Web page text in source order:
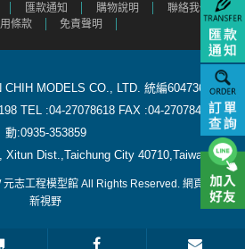
匯款通知 購物說明
聯絡我們
條款
免責聲明
MODELS CO., LTD. 統編60473615
TEL :04-27078618 FAX :04-27078488 行
動:0935-353859
Xitun Dist.,Taichung City 40710,Taiwan
志工程模型館 All Rights Reserved. 網頁設計:
新視野